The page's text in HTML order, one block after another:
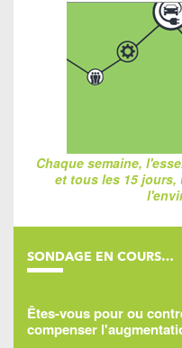
Chaque semaine,
et tous les 15
SONDAGE EN COURS…
Êtes-vous pour ou
compenser